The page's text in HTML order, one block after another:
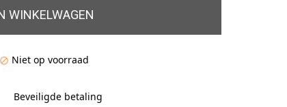
WINKELWAGEN
 Niet op voorraad
Beveiligde betaling